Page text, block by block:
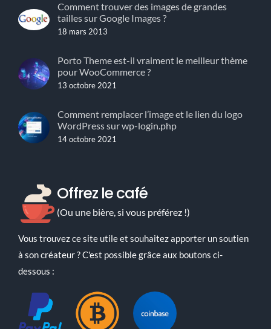
Comment trouver des images de grandes
tailles sur Google Images ?
18 mars 2013
Porto Theme est-il vraiment le meilleur thème
pour WooCommerce ?
13 octobre 2021
Comment remplacer l’image et le lien du logo
WordPress sur wp-login.php
14 octobre 2021
Offrez le café
(Ou une bière, si vous préférez !)
Vous trouvez ce site utile et souhaitez apporter un soutien
à son créateur ? C'est possible grâce aux boutons ci-
dessous :